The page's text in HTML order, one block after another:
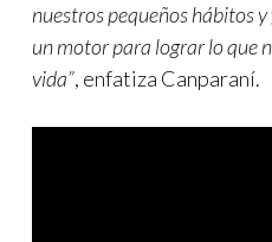
nuestros pequeños hábitos
un motor para lograr lo que
vida”, enfatiza Canparaní.